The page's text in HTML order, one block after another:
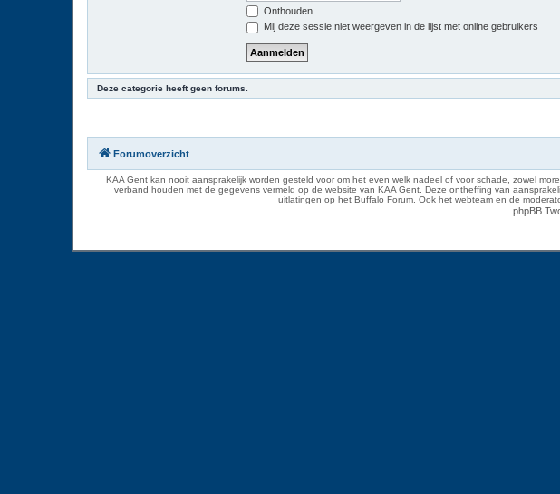
Onthouden
Mij deze sessie niet weergeven in de lijst met online gebruikers
Deze categorie heeft geen forums.
Forumoverzicht
KAA Gent kan nooit aansprakelijk worden gesteld voor om het even welk nadeel of voor schade, zowel
verband houden met de gegevens vermeld op de website van KAA Gent. Deze ontheffing van
uitlatingen op het Buffalo Forum. Ook het webteam en de
phpBB